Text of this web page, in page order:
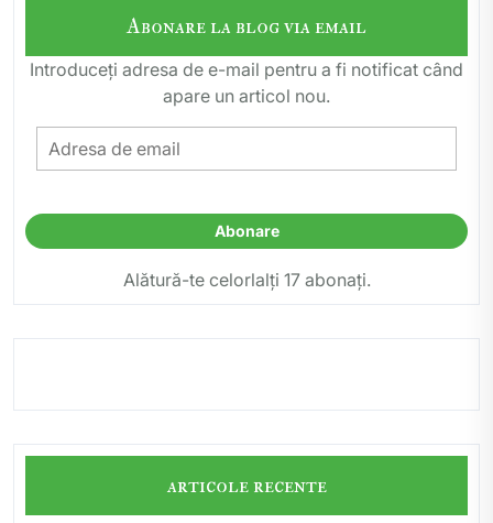
Abonare la blog via email
Introduceți adresa de e-mail pentru a fi notificat când
apare un articol nou.
Adresa
de
Abonare
Alătură-te celorlalți 17 abonați.
articole recente